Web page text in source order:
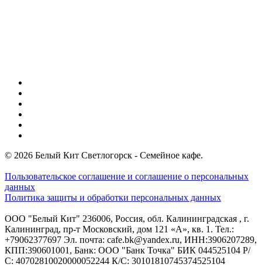
© 2026 Белый Кит Светлогорск - Семейное кафе.
Пользовательское соглашение и соглашение о персональных
данных
Политика защиты и обработки персональных данных
ООО "Белый Кит" 236006, Россия, обл. Калининградская , г.
Калининград, пр-т Московский, дом 121 «А», кв. 1. Тел.:
+79062377697 Эл. почта: cafe.bk@yandex.ru, ИНН:3906207289,
КПП:390601001, Банк: ООО "Банк Точка" БИК 044525104 Р/
С: 40702810020000052244 К/С: 30101810745374525104